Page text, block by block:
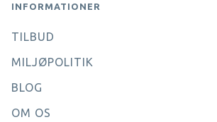
INFORMATIONER
TILBUD
MILJØPOLITIK
BLOG
OM OS